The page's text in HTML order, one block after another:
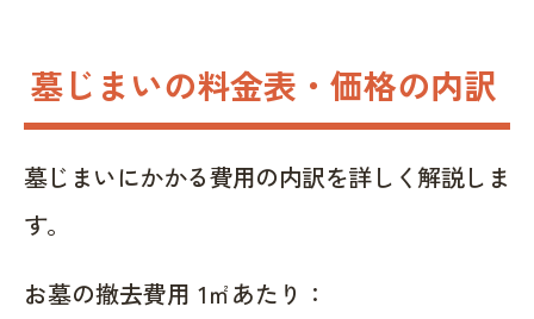
墓じまいの料金表・価格の内訳
墓じまいにかかる費用の内訳を詳しく解説しま
す。
お墓の撤去費用 1㎡あたり：